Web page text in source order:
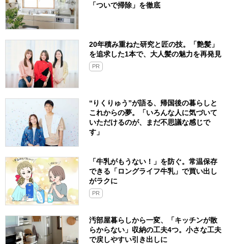
「ついで掃除」を徹底
20年積み重ねた研究と匠の技。「艶髪」
を追求した1本で、大人髪の魅力を再発見
PR
“りくりゅう”が語る、帰国後の暮らしと
これからの夢。「いろんな人に気づいて
いただけるのが、まだ不思議な感じで
す」
「牛乳がもうない！」を防ぐ。常温保存
できる「ロングライフ牛乳」で買い出し
がラクに
PR
汚部屋暮らしから一変、「キッチンが散
らからない」収納の工夫4つ。小さな工夫
で戻しやすい引き出しに